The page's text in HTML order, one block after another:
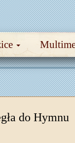
do Hymnu